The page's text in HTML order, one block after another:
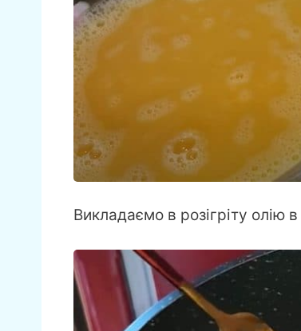
Викладаємо в розігріту олію